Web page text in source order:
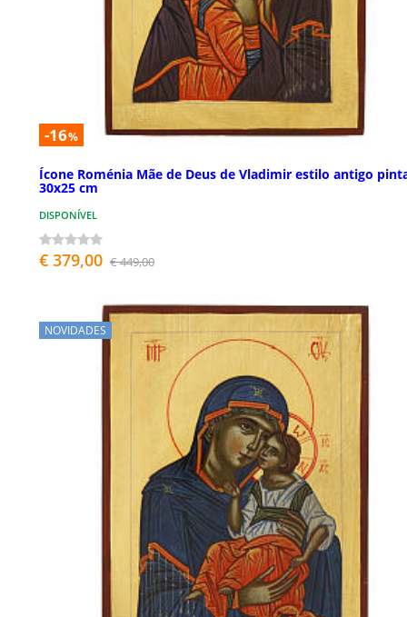
-16%
Ícone Roménia Mãe de Deus de Vladimir estilo antigo
30x25 cm
DISPONÍVEL
€ 379,00 € 449,00
NOVIDADES